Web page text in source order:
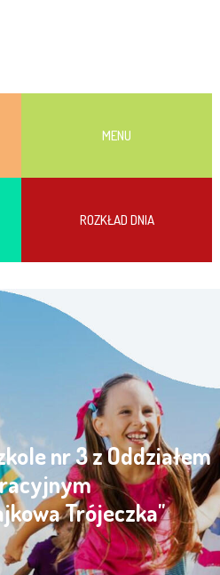
MENU
ROZKŁAD DNIA
nr 3 z Oddziałem
Trójeczka"